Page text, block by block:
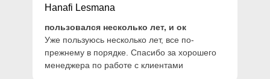
Австралии)
до нескольких часов в
австралийскому восточному
стандартному времени
Hanafi Lesmana
пользовался несколько лет, и ок
Уже пользуюсь несколько лет, все по-
прежнему в порядке. Спасибо за хорошего
менеджера по работе с клиентами